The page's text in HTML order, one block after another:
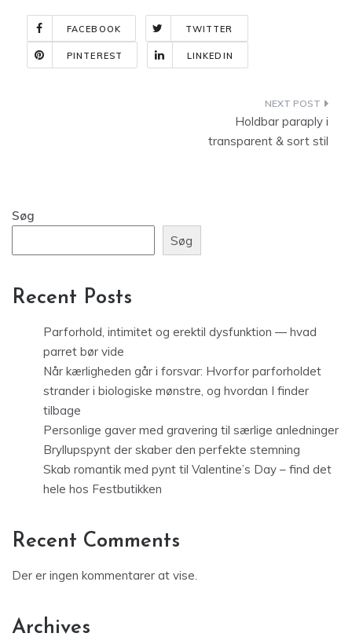
FACEBOOK TWITTER
PINTEREST LINKEDIN
Holdbar paraply i
transparent & sort stil
Søg
Søg
Recent Posts
Parforhold, intimitet og erektil dysfunktion — hvad
parret bør vide
Når kærligheden går i forsvar: Hvorfor parforholdet
strander i biologiske mønstre, og hvordan I finder
tilbage
Personlige gaver med gravering til særlige anledninger
Bryllupspynt der skaber den perfekte stemning
Skab romantik med pynt til Valentine’s Day – find det
hele hos Festbutikken
Recent Comments
Der er ingen kommentarer at vise.
Archives